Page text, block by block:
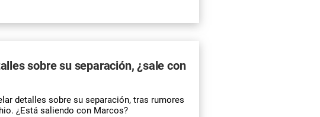
sobre su separación, ¿sale con
detalles sobre su separación, tras rumores
¿Está saliendo con Marcos?